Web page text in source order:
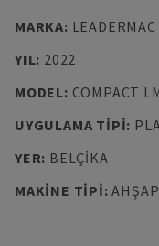
MARKA: LEADERMAC
YIL: 2022
MODEL: COMPACT
UYGULAMA TIPI:
YER: BELÇIKA
MAKINE TIPI: